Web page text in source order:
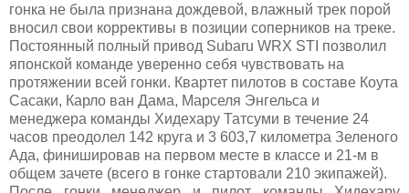
гонка не была признана дождевой, влажный трек порой
вносил свои коррективы в позиции соперников на треке.
Постоянный полный привод Subaru WRX STI позволил
японской команде уверенно себя чувствовать на
протяжении всей гонки. Квартет пилотов в составе Коута
Сасаки, Карло ван Дама, Марселя Энгельса и
менеджера команды Хидехару Татсуми в течение 24
часов преодолел 142 круга и 3 603,7 километра Зеленого
Ада, финишировав на первом месте в классе и 21-м в
общем зачете (всего в гонке стартовали 210 экипажей).